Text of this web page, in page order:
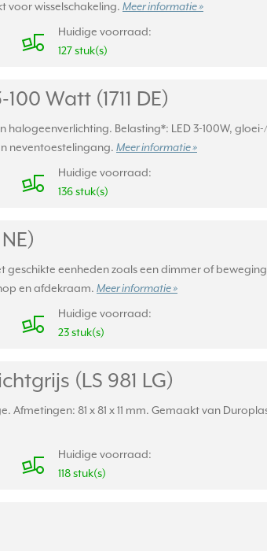
voor wisselschakeling. Meer informatie »
Huidige voorraad:
127 stuk(s)
Watt (1711 DE)
Belasting*: LED 3-100W,
neventoestelingang. Meer informatie »
Huidige voorraad:
136 stuk(s)
eenheden zoals een dimmer of
en afdekraam. Meer informatie »
Huidige voorraad:
23 stuk(s)
(LS 981 LG)
81 x 81 x 11 mm. Gemaakt van
Huidige voorraad:
118 stuk(s)